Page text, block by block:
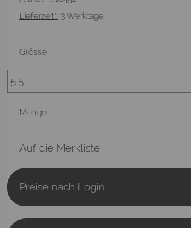
Lieferzeit*: 3 Werktage
Grösse
Menge:
Auf die Merkliste
Preise nach Login